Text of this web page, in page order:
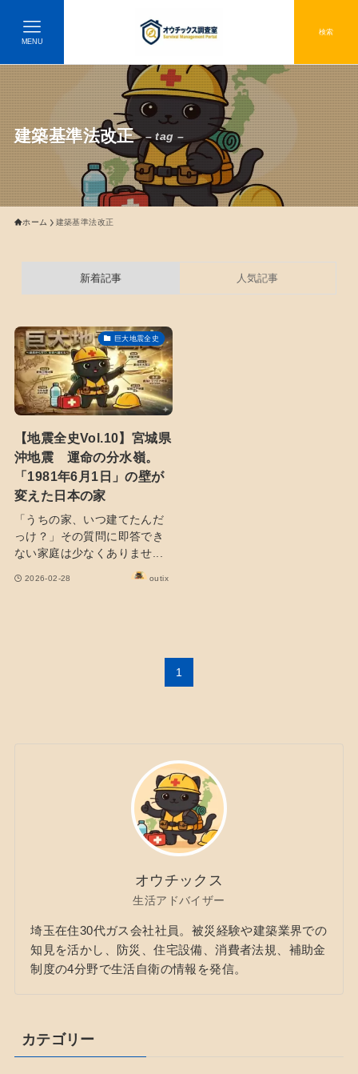
検索
MENU
建築基準法改正 – tag –
ホーム 建築基準法改正
新着記事 人気記事
巨大地震全史
【地震全史Vol.10】宮城県
沖地震 運命の分水嶺。
「1981年6月1日」の壁が
変えた日本の家
「うちの家、いつ建てたんだ
っけ？」その質問に即答でき
ない家庭は少なくありませ...
2026-02-28 outix
1
オウチックス
生活アドバイザー
埼玉在住30代ガス会社社員。被災経験や建築業界での
知見を活かし、防災、住宅設備、消費者法規、補助金
制度の4分野で生活自衛の情報を発信。
カテゴリー